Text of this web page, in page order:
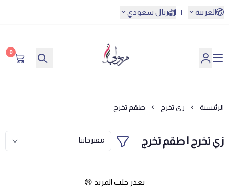
العربية | ريال سعودي
مريولي أحلا
0
الرئيسية زي تخرج طقم تخرج
زي تخرج | طقم تخرج
تعذر جلب المزيد 😢